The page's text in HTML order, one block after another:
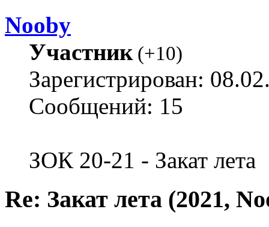
Nooby
Участник(+10)
Зарегистрирован:
Сообщений: 15
ЗОК 20-21 - Закат лета
Re: Закат лета (2021,